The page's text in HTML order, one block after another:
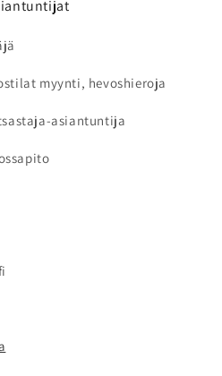
tai liuottimia, sillä ne
materiaaleja.
myynti, hevoshieroja
asiantuntija